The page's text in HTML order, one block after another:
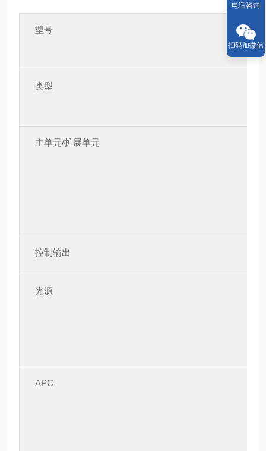
型号
类型
主单元/扩展单元
控制输出
光源
APC
电话咨询
扫码加微信